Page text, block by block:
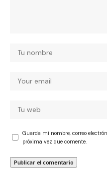
Guarda mi nombre, correo
próxima vez que comente.